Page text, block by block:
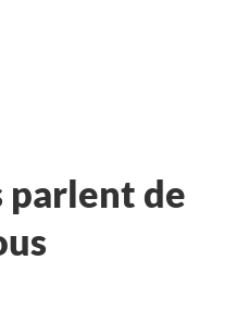
parlent de